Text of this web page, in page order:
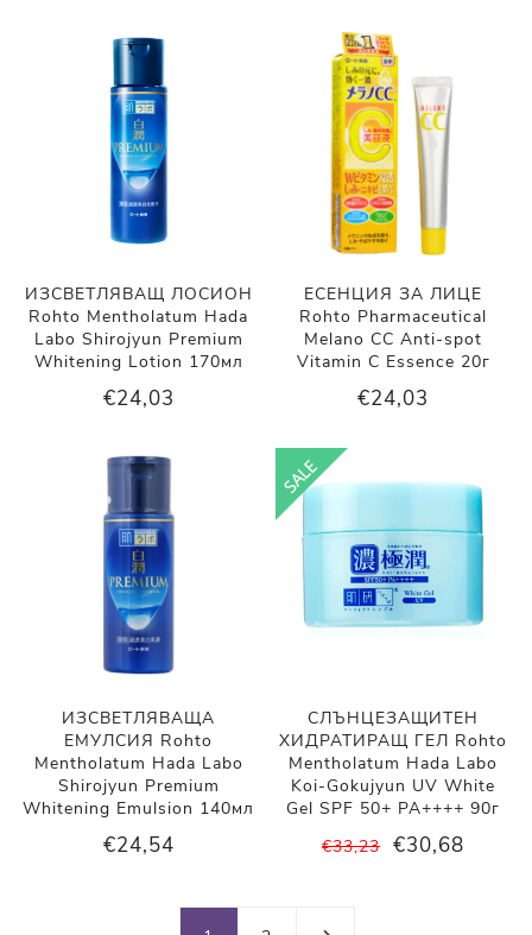
ИЗСВЕТЛЯВАЩ ЛОСИОН
Rohto Mentholatum Hada
Labo Shirojyun Premium
Whitening Lotion 170мл
€24,03
ЕСЕНЦИЯ ЗА ЛИЦЕ
Rohto Pharmaceutical
Melano CC Anti-spot
Vitamin C Essence 20г
€24,03
ИЗСВЕТЛЯВАЩА
ЕМУЛСИЯ Rohto
Mentholatum Hada Labo
Shirojyun Premium
Whitening Emulsion 140мл
€24,54
СЛЪНЦЕЗАЩИТЕН
ХИДРАТИРАЩ ГЕЛ Rohto
Mentholatum Hada Labo
Koi-Gokujyun UV White
Gel SPF 50+ PA++++ 90г
€33,23 €30,68